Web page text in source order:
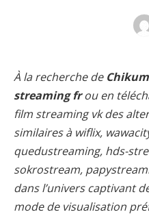
À la recherche de
streaming frou en
film streaming vk des
similaires à wiflix,
quedustreaming, hds-
sokrostream,
dans l’univers captivant
mode de visualisation